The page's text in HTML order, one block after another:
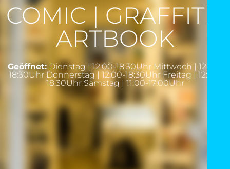
COMIC | GRAFFITI |
ARTBOOK
Geöffnet: Dienstag | 12:00-18:30Uhr Mittwoch | 12:00-
18:30Uhr Donnerstag | 12:00-18:30Uhr Freitag | 12:00-
18:30Uhr Samstag | 11:00-17:00Uhr